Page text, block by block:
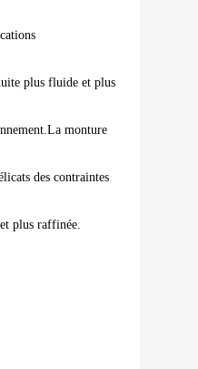
plus fluide et plus
monture
des contraintes
plus raffinée.